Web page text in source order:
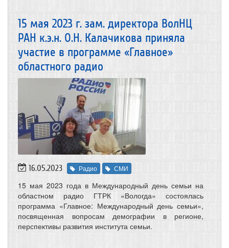
15 мая 2023 г. зам. директора ВолНЦ
РАН к.э.н. О.Н. Калачикова приняла
участие в программе «Главное»
областного радио
16.05.2023 Радио СМИ
15 мая 2023 года в Международный день семьи на
областном радио ГТРК «Вологда» состоялась
программа «Главное: Международный день семьи»,
посвященная вопросам демографии в регионе,
перспективы развития института семьи.